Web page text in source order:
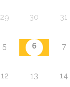
29 30 31
5 6 7
12 13 14